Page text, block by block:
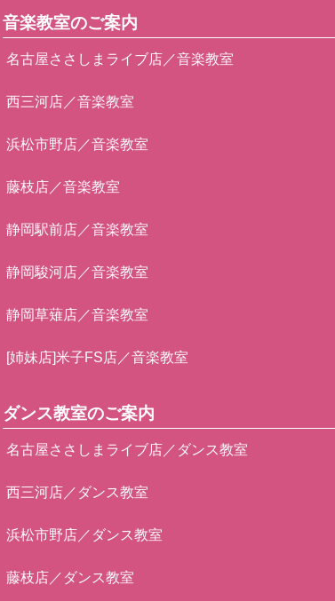
音楽教室のご案内
名古屋ささしまライブ店／音楽教室
西三河店／音楽教室
浜松市野店／音楽教室
藤枝店／音楽教室
静岡駅前店／音楽教室
静岡駿河店／音楽教室
静岡草薙店／音楽教室
[姉妹店]米子FS店／音楽教室
ダンス教室のご案内
名古屋ささしまライブ店／ダンス教室
西三河店／ダンス教室
浜松市野店／ダンス教室
藤枝店／ダンス教室